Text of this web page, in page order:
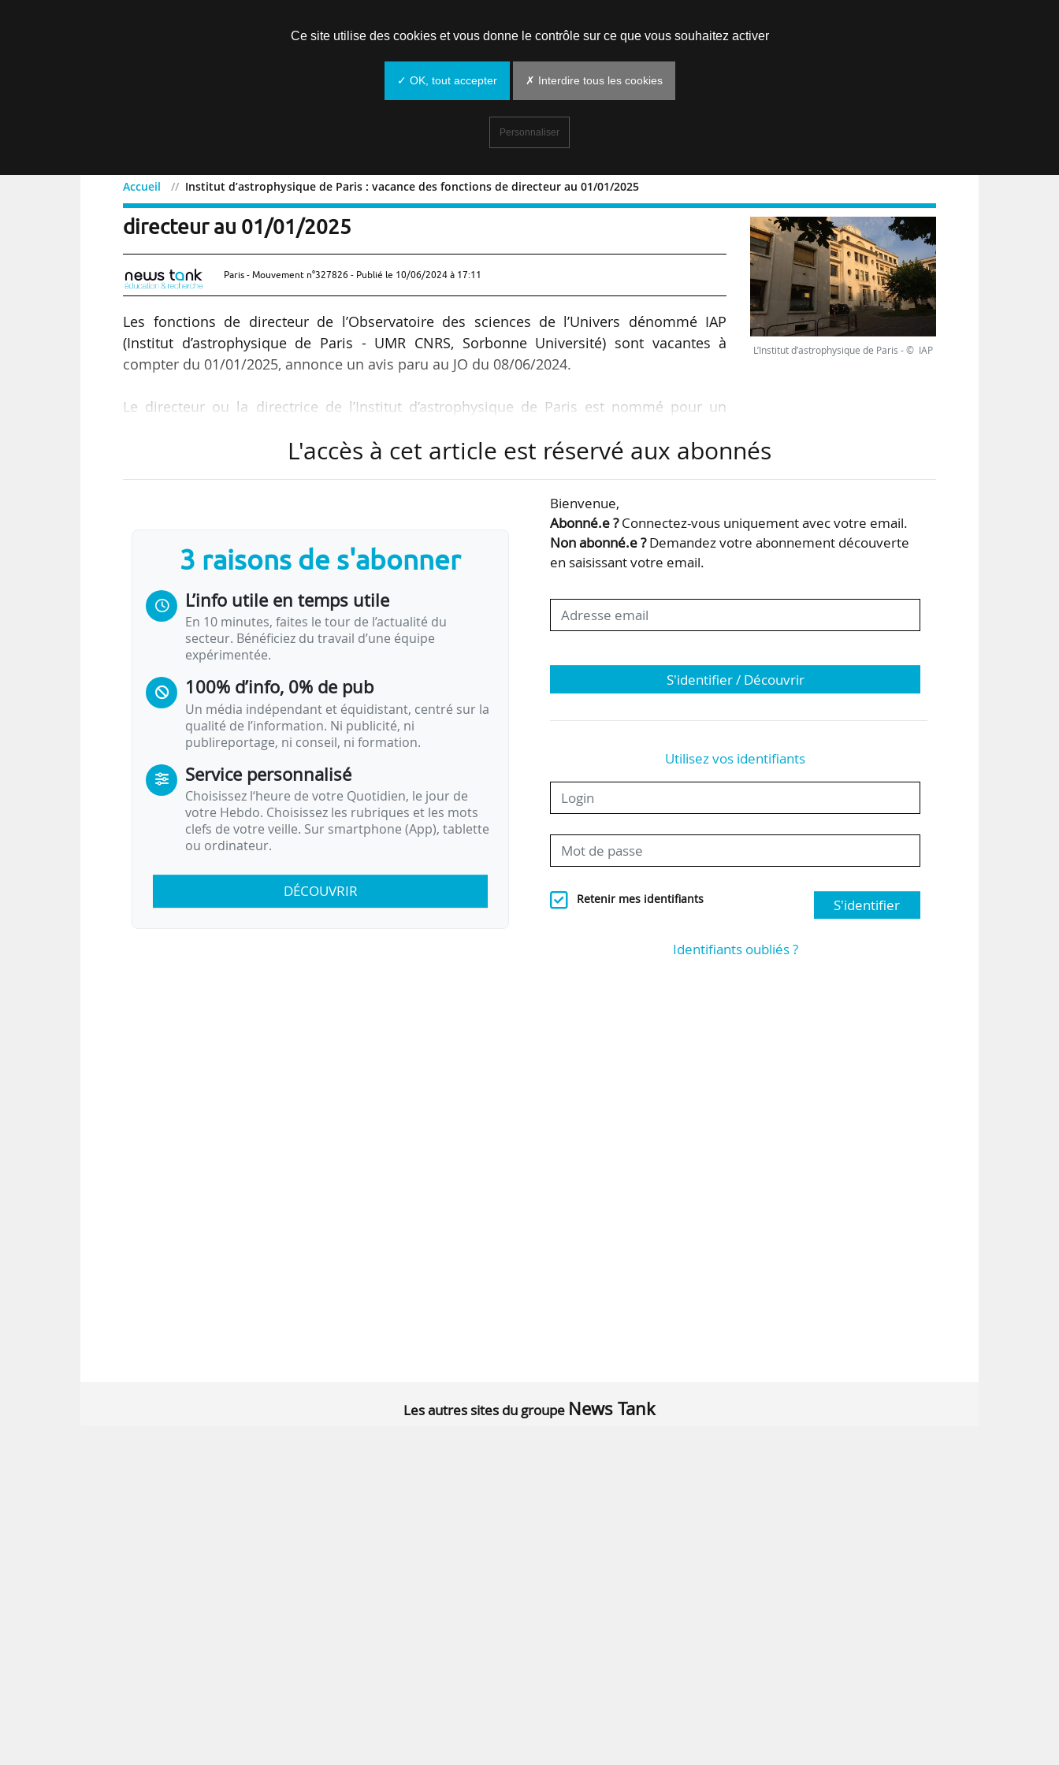
Accueil Institut d’astrophysique de Paris : vacance des fonctions de directeur au 01/01/2025
Institut d’astrophysique de Paris : vacance des fonctions de
directeur au 01/01/2025
Paris - Mouvement n°327826 - Publié le 10/06/2024 à 17:11
Les fonctions de directeur de l’Observatoire des sciences de l’Univers dénommé IAP
(Institut d’astrophysique de Paris - UMR CNRS, Sorbonne Université) sont vacantes à
compter du 01/01/2025, annonce un avis paru au JO du 08/06/2024.
Le directeur ou la directrice de l’Institut d’astrophysique de Paris est nommé pour un
l’enseignement supérieur, sur proposition du conseil de l’IAP. Cette personne est choisie
Ces fonctions sont actuellement occupées par François Bouchet, en poste depuis le
01/09/2021.
Les dossiers de candidatures sont à adresser au plus tard le 19/07/2024 à la facult…
L’Institut d’astrophysique de Paris - © IAP
L'accès à cet article est réservé aux abonnés
3 raisons de s'abonner
L’info utile en temps utile
En 10 minutes, faites le tour de l’actualité du
secteur. Bénéficiez du travail d’une équipe
expérimentée.
100% d’info, 0% de pub
Un média indépendant et équidistant, centré sur la
qualité de l’information. Ni publicité, ni
publireportage, ni conseil, ni formation.
Service personnalisé
Choisissez l‘heure de votre Quotidien, le jour de
votre Hebdo. Choisissez les rubriques et les mots
clefs de votre veille. Sur smartphone (App), tablette
ou ordinateur.
DÉCOUVRIR
Bienvenue,
Abonné.e ?Connectez-vous uniquement avec votre email.
Non abonné.e ?Demandez votre abonnement découverte
en saisissant votre email.
S'identifier / Découvrir
Utilisez vos identifiants
Retenir mes identifiants S'identifier
Identifiants oubliés ?
Les autres sites du groupe News Tank
Ce site utilise des cookies et vous donne le contrôle sur ce que vous souhaitez activer
✓ OK, tout accepter ✗ Interdire tous les cookies
Personnaliser